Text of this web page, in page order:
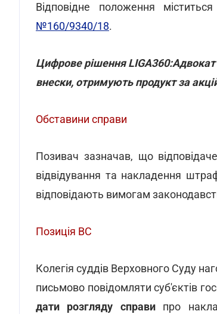
Відповідне положення
№160/9340/18.
Цифрове рішення
внески, отримують продукт за
Обставини справи
Позивач зазначав, що
відвідування та накладення
відповідають вимогам
Позиція ВС
Колегія суддів Верховного Суду
письмово повідомляти суб'єктів
дати розгляду справипро